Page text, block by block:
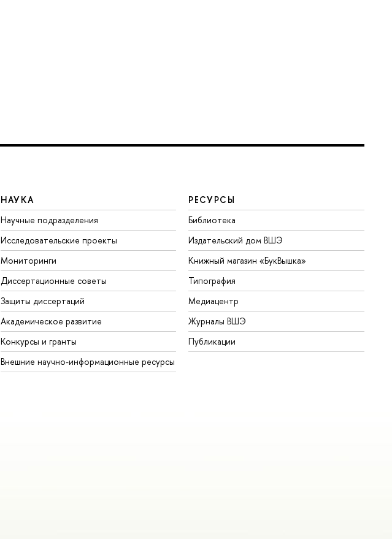
НАУКА
Научные подразделения
Исследовательские проекты
Мониторинги
Диссертационные советы
Защиты диссертаций
Академическое развитие
Конкурсы и гранты
Внешние научно-информационные ресурсы
РЕСУРСЫ
Библиотека
Издательский дом ВШЭ
Книжный магазин «БукВышка»
Типография
Медиацентр
Журналы ВШЭ
Публикации